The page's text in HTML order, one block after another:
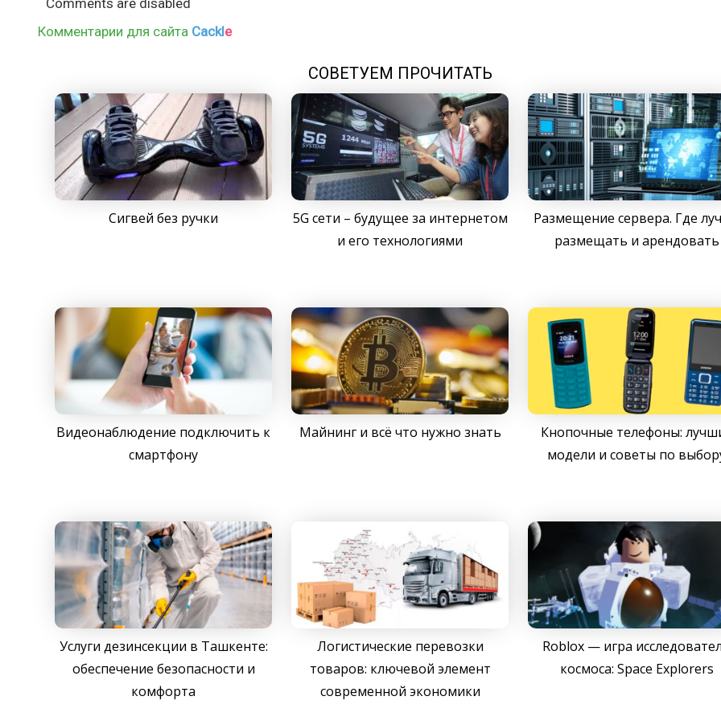
Comments are disabled
Комментарии для сайта Cackle
СОВЕТУЕМ ПРОЧИТАТЬ
Сигвей без ручки
5G сети – будущее за интернетом
и его технологиями
Размещение сервера. Где
размещать и арендовать
Видеонаблюдение подключить к
смартфону
Майнинг и всё что нужно знать
Кнопочные телефоны:
модели и советы по
Услуги дезинсекции в Ташкенте:
обеспечение безопасности и
комфорта
Логистические перевозки
товаров: ключевой элемент
современной экономики
Roblox — игра
космоса: Space Explorers